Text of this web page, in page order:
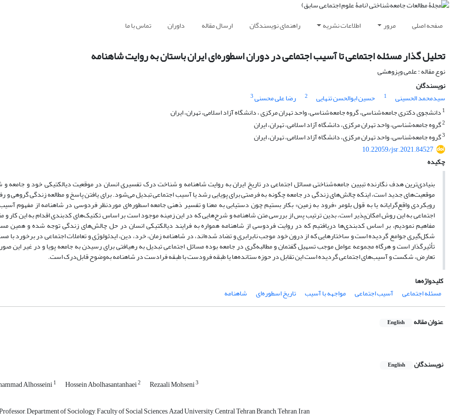
صفحه اصلی مرور اطلاعات نشریه راهنمای نویسندگان ارسال مقاله داوران تماس با ما
تحلیل گذار مسئله اجتماعی تا آسیب اجتماعی در دوران اسطوره‌ای ایران باستان به روایت شاهنامه
نوع مقاله : علمی وپزوهشی
نویسندگان
سیدمحمد الحسینی
1 حسین ابوالحسن تنهایی 2 رضا علی محسنی3
1 دانشجوی دکتری ‌جامعه‌شناسی، گروه ‌جامعه‌شناسی، واحد تهران مرکزی ، دانشگاه آزاد اسلامی، تهران، ایران
2گروه ‌جامعه‌شناسی، واحد تهران مرکزی‌، دانشگاه آزاد اسلامی‌، تهران‌، ایران
3گروه جامعه‌شناسی، واحد تهران مرکزی‌، دانشگاه آزاد اسلامی‌، تهران‌، ایران
10.22059/jsr.2021.84527
چکیده
بنیادی‌ترین هدف نگارنده تبیین ‌جامعه‌شناختی مسائل اجتماعی در تاریخ ایران به روایت شاهنامه و شناخت درک تفسیری انسان در موقعیت دیالکتیکی خود و جامعه
موقعیت‌های جدید است، اینکه چالش‌های زندگی در جامعه چگونه به فرصتی برای پویایی رشد یا آسیب اجتماعی تبدیل می‌شود. برای یافتن پاسخ و مطالعه زندگی گروهی و
رویکردی واقع‌گرایانه یا به قول بلومر «فرود به زمین» بکار بستیم چون دستیابی به معنا و تفسیر ذهنی جامعه اسطوره‌ای موردنظر فردوسی در شاهنامه از مفهوم
اجتماعی به این روش امکان‌پذیر است، بدین ترتیب پس از بررسی متن شاهنامه و شرح‌هایی که در این زمینه موجود است بر اساس تکنیک‌های کدبندی اقدام به این کار و
مفاهیم نمودیم، بر اساس کدبندی‌ها دریافتیم که در روایت فردوسی از شاهنامه همواره به فرایند دیالکتیکی انسان در حل چالش‌های زندگی توجه شده و همین
شکل‌گیری جوامع گردیده است و ساختارهایی که از درون خود موجب نابرابری و تضاد شده‌‌اند، در شاهنامه زمان، خرد، دین، ایدئولوژی و تعاملات اجتماعی در برخورد با
تأثیرگذار است و هرگاه مجموعه عوامل موجب تسهیل گفتمان و مطالبه‌گری در جامعه بوده مسائل اجتماعی تبدیل به رهیافتی برای رسیدن به جامعه پویا و در غیر این
تعارض، شکست و آسیب‌های اجتماعی گردیده است این تقابل در حوزه ستانده‌ها یا طبقه فرودست با طبقه فرادست در شاهنامه به‌وضوح قابل‌درک است.
کلیدواژه‌ها
مسئله اجتماعی
آسیب اجتماعی مواجهه با آسیب تاریخ اسطوره‌ای شاهنامه
عنوان مقاله English
نویسندگان English
Alhosseini1 Hossein Abolhasantanhaei2 Rezaali Mohseni3
Department of Sociology, Faculty of Social Sciences, Azad University, Central Tehran Branch, Tehran, Iran